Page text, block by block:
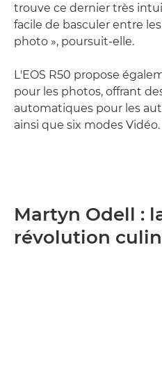
trouve ce dernier très
facile de basculer entre
photo », poursuit-elle.
L'EOS R50 propose
pour les photos, offrant
automatiques pour les
ainsi que six modes Vidéo.
Martyn Odell :
révolution